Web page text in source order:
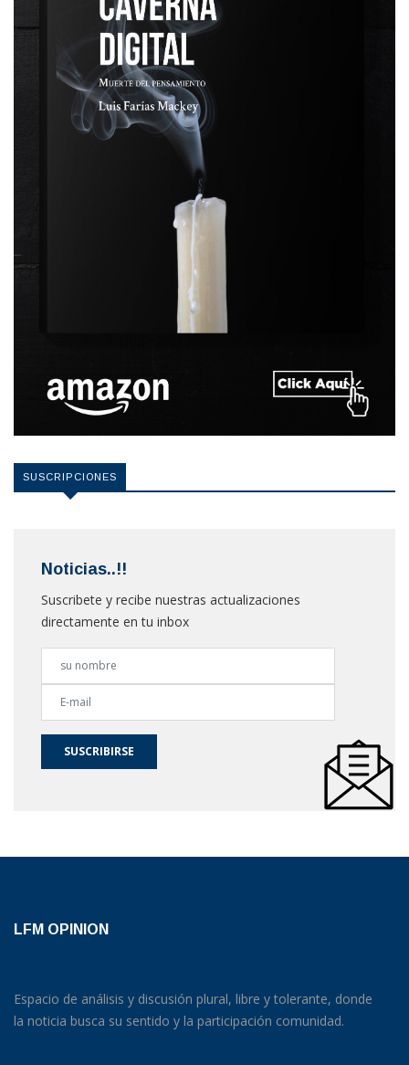
SUSCRIPCIONES
Noticias..!!
Suscribete y recibe nuestras actualizaciones
directamente en tu inbox
SUSCRIBIRSE
LFM OPINION
Espacio de análisis y discusión plural, libre y tolerante, donde
la noticia busca su sentido y la participación comunidad.